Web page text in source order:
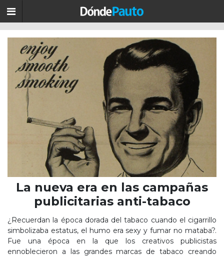
La nueva era en las campañas
publicitarias anti-tabaco
¿Recuerdan la época dorada del tabaco cuando el cigarrillo
simbolizaba estatus, el humo era sexy y fumar no mataba?.
Fue una época en la que los creativos publicistas
ennoblecieron a las grandes marcas de tabaco creando